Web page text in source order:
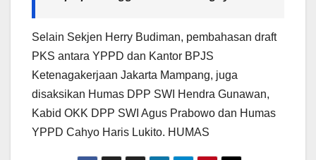
Selain Sekjen Herry Budiman, pembahasan draft
PKS antara YPPD dan Kantor BPJS
Ketenagakerjaan Jakarta Mampang, juga
disaksikan Humas DPP SWI Hendra Gunawan,
Kabid OKK DPP SWI Agus Prabowo dan Humas
YPPD Cahyo Haris Lukito. HUMAS